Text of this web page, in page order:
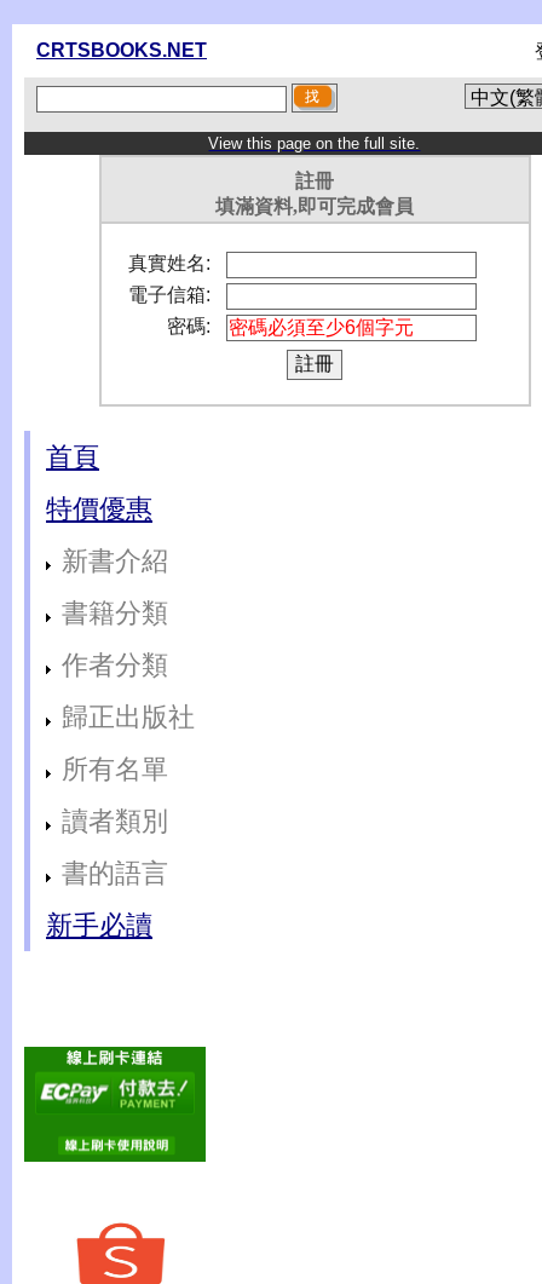
CRTSBOOKS.NET
View this page on the full site.
註冊
填滿資料,即可完成會員
真實姓名:
電子信箱:
密碼:
首頁
特價優惠
新書介紹
書籍分類
作者分類
歸正出版社
所有名單
讀者類別
書的語言
新手必讀